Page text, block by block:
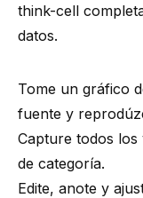
think-cell
datos.
Tome un gráfico
fuente y
Capture todos los
de categoría.
Edite, anote y